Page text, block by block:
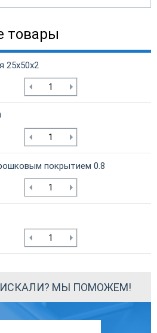
товары
25х50х2
покрытием 0.8
МЫ ПОМОЖЕМ!